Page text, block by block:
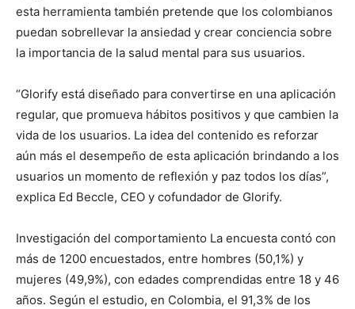
esta herramienta también pretende que los colombianos
puedan sobrellevar la ansiedad y crear conciencia sobre
la importancia de la salud mental para sus usuarios.
“Glorify está diseñado para convertirse en una aplicación
regular, que promueva hábitos positivos y que cambien la
vida de los usuarios. La idea del contenido es reforzar
aún más el desempeño de esta aplicación brindando a los
usuarios un momento de reflexión y paz todos los días”,
explica Ed Beccle, CEO y cofundador de Glorify.
Investigación del comportamiento La encuesta contó con
más de 1200 encuestados, entre hombres (50,1%) y
mujeres (49,9%), con edades comprendidas entre 18 y 46
años. Según el estudio, en Colombia, el 91,3% de los